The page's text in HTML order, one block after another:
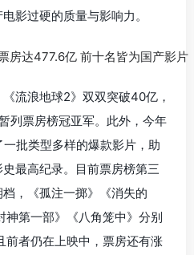
影过硬的质量与影响力。
流浪地球2》双双突破40亿，
列票房榜冠亚军。此外，今年
批类型多样的爆款影片，助
最高纪录。目前票房榜第三
，《孤注一掷》《消失的
第一部》《八角笼中》分别
者仍在上映中，票房还有涨